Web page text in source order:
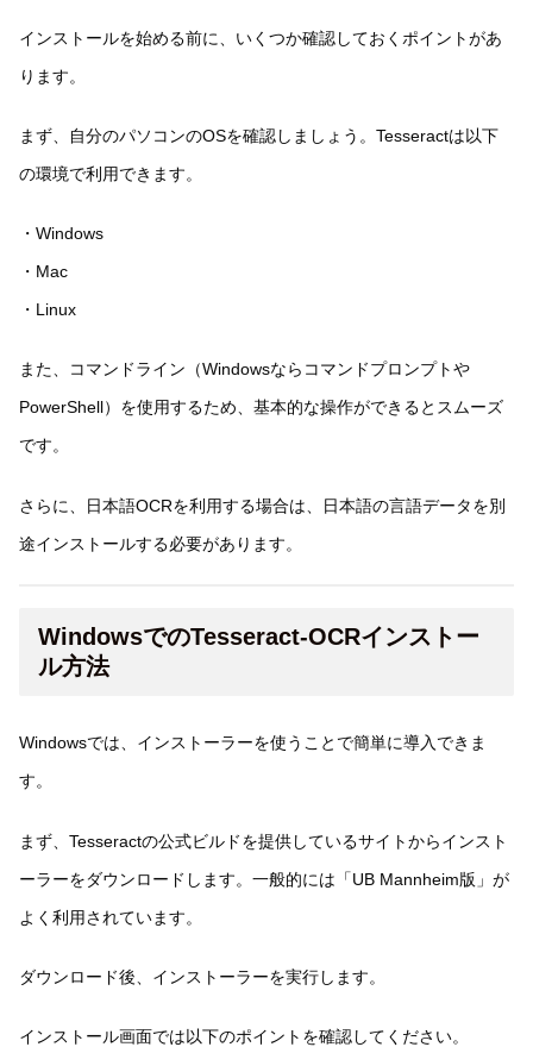
インストールを始める前に、いくつか確認しておくポイントがあ
ります。
まず、自分のパソコンのOSを確認しましょう。Tesseractは以下
の環境で利用できます。
・Windows
・Mac
・Linux
また、コマンドライン（Windowsならコマンドプロンプトや
PowerShell）を使用するため、基本的な操作ができるとスムーズ
です。
さらに、日本語OCRを利用する場合は、日本語の言語データを別
途インストールする必要があります。
WindowsでのTesseract-OCRインストー
ル方法
Windowsでは、インストーラーを使うことで簡単に導入できま
す。
まず、Tesseractの公式ビルドを提供しているサイトからインスト
ーラーをダウンロードします。一般的には「UB Mannheim版」が
よく利用されています。
ダウンロード後、インストーラーを実行します。
インストール画面では以下のポイントを確認してください。